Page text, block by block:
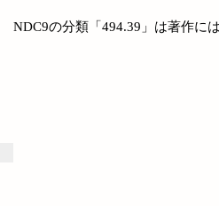
NDC9の分類「494.39」は著作に